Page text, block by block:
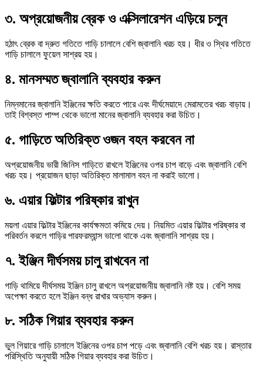
৩. অপ্রয়োজনীয় ব্রেক ও এক্সিলারেশন এড়িয়ে চলুন
হঠাৎ ব্রেক বা দ্রুত গতিতে গাড়ি চালালে বেশি জ্বালানি খরচ হয়। ধীর ও স্থির গতিতে
গাড়ি চালালে ফুয়েল সাশ্রয় হয়।
৪. মানসম্মত জ্বালানি ব্যবহার করুন
নিম্নমানের জ্বালানি ইঞ্জিনের ক্ষতি করতে পারে এবং দীর্ঘমেয়াদে মেরামতের খরচ বাড়ায়।
তাই বিশ্বস্ত পাম্প থেকে ভালো মানের জ্বালানি ব্যবহার করা উচিত।
৫. গাড়িতে অতিরিক্ত ওজন বহন করবেন না
অপ্রয়োজনীয় ভারী জিনিস গাড়িতে রাখলে ইঞ্জিনের ওপর চাপ বাড়ে এবং জ্বালানি বেশি
খরচ হয়। প্রয়োজন ছাড়া অতিরিক্ত মালামাল বহন না করাই ভালো।
৬. এয়ার ফিল্টার পরিষ্কার রাখুন
ময়লা এয়ার ফিল্টার ইঞ্জিনের কার্যক্ষমতা কমিয়ে দেয়। নিয়মিত এয়ার ফিল্টার পরিষ্কার বা
পরিবর্তন করলে গাড়ির পারফরম্যান্স ভালো থাকে এবং জ্বালানি সাশ্রয় হয়।
৭. ইঞ্জিন দীর্ঘসময় চালু রাখবেন না
গাড়ি থামিয়ে দীর্ঘসময় ইঞ্জিন চালু রাখলে অপ্রয়োজনীয় জ্বালানি নষ্ট হয়। বেশি সময়
অপেক্ষা করতে হলে ইঞ্জিন বন্ধ রাখার অভ্যাস করুন।
৮. সঠিক গিয়ার ব্যবহার করুন
ভুল গিয়ারে গাড়ি চালালে ইঞ্জিনের ওপর চাপ পড়ে এবং জ্বালানি বেশি খরচ হয়। রাস্তার
পরিস্থিতি অনুযায়ী সঠিক গিয়ার ব্যবহার করা উচিত।